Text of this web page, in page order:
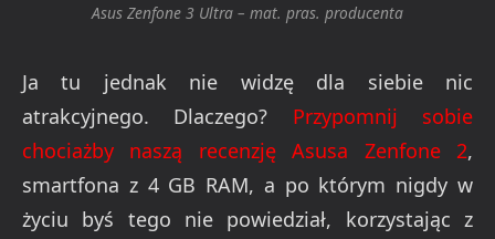
Asus Zenfone 3 Ultra – mat. pras. producenta
Ja tu jednak nie widzę dla siebie nic
atrakcyjnego. Dlaczego? Przypomnij sobie
chociażby naszą recenzję Asusa Zenfone 2,
smartfona z 4 GB RAM, a po którym nigdy w
życiu byś tego nie powiedział, korzystając z